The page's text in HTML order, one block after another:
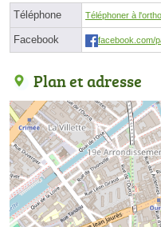
Téléphone Téléphoner à
Facebook facebook.com/
Plan et adresse